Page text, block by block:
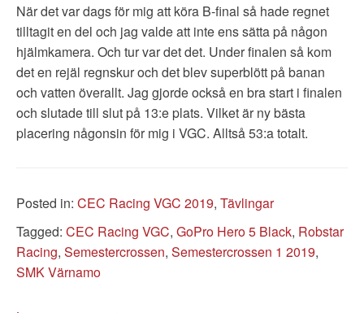
När det var dags för mig att köra B-final så hade regnet
tilltagit en del och jag valde att inte ens sätta på någon
hjälmkamera. Och tur var det det. Under finalen så kom
det en rejäl regnskur och det blev superblött på banan
och vatten överallt. Jag gjorde också en bra start i finalen
och slutade till slut på 13:e plats. Vilket är ny bästa
placering någonsin för mig i VGC. Alltså 53:a totalt.
Posted in: Categories
CEC Racing VGC 2019, Tävlingar
Tagged: Tags
CEC Racing VGC, GoPro Hero 5 Black, Robstar
Racing, Semestercrossen, Semestercrossen 1 2019,
SMK Värnamo